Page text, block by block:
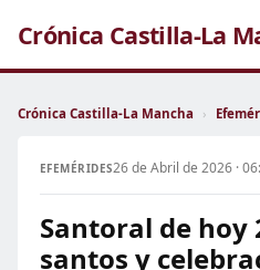
Crónica Castilla-La
Crónica Castilla-La Mancha ›
EFEMÉRIDES26 de Abril de 2026 ·
Santoral de hoy
santos y